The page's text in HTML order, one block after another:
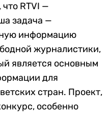
RTVI —
задача —
информацию
журналистики,
является основным
для
стран. Проект,
особенно